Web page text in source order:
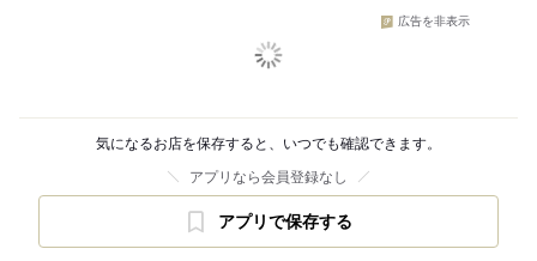
広告を非表示
気になるお店を保存すると、いつでも確認できます。
アプリなら会員登録なし
アプリで保存する